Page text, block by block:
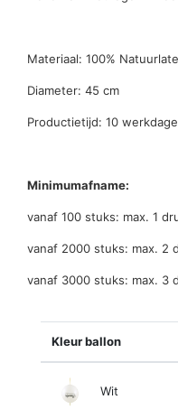
Materiaal: 100%
Diameter: 45 cm
Productietijd: 10
Minimumafname:
vanaf 100 stuks: max. 1
vanaf 2000 stuks: max. 2
vanaf 3000 stuks: max. 3
Kleur ballon
Wit